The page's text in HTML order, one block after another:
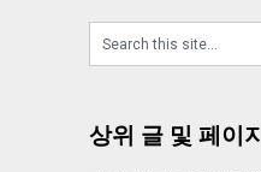
상위 글 및 페이지